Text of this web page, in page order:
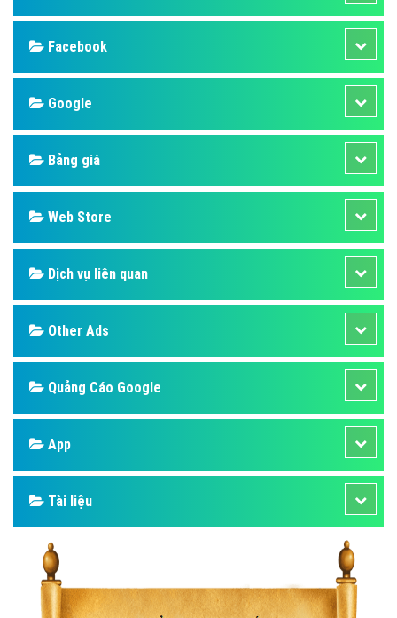
Facebook
Google
Bảng giá
Web Store
Dịch vụ liên quan
Other Ads
Quảng Cáo Google
App
Tài liệu